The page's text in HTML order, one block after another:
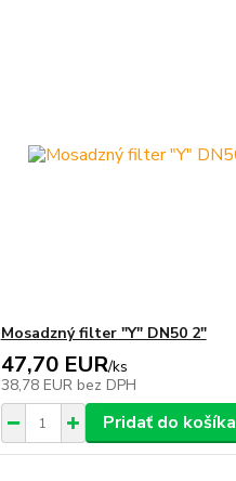
Mosadzný filter "Y" DN50 2"
47,70 EUR/ks
38,78 EUR bez DPH
Pridať do košíka